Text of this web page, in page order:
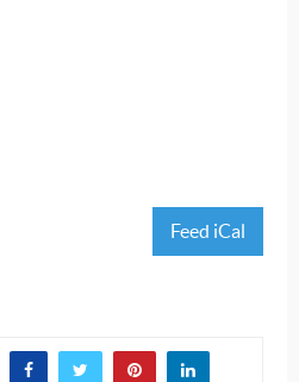
Feed iCal